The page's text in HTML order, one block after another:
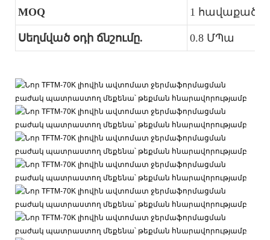
MOQ 1 հավաքածու
Սեղմված օդի ճնշումը. 0.8 ՄՊա